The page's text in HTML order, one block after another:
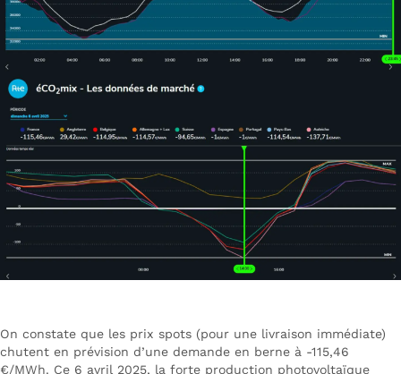
On constate que les prix spots (pour une livraison immédiate)
chutent en prévision d’une demande en berne à -115,46
€/MWh. Ce 6 avril 2025, la forte production photovoltaïque